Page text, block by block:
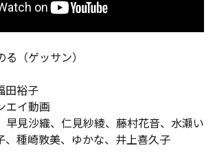
る（ゲッサン）
田裕子
エイ動画
早見沙織、仁見紗綾、藤村花音、水瀬い
、種崎敦美、ゆかな、井上喜久子